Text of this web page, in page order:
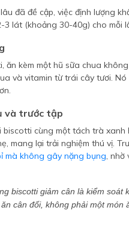
đã đề cập, việc định lượng
lát (khoảng 30-40g) cho mỗi
ăn kèm một hũ sữa chua
và vitamin từ trái cây tươi.
và trước tập
cùng một tách trà
mang lại trải nghiệm thú vị.
mà không gây nặng bụng, nhờ
biscotti giảm cân là kiểm
cân đối, không phải một món